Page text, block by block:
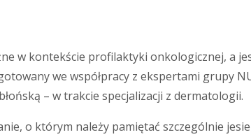
w kontekście profilaktyki onkologicznej, a
we współpracy z ekspertami grupy
– w trakcie specjalizacji z dermatologii.
o którym należy pamiętać szczególnie